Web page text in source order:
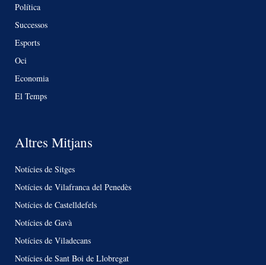
Política
Successos
Esports
Oci
Economia
El Temps
Altres Mitjans
Notícies de Sitges
Notícies de Vilafranca del Penedès
Notícies de Castelldefels
Notícies de Gavà
Notícies de Viladecans
Notícies de Sant Boi de Llobregat